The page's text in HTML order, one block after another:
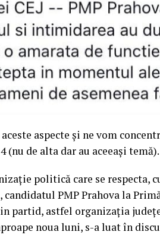
aspecte și ne vom
(nu de alta dar au aceeași
politică care se respecta,
candidatul PMP Prahova la
partid, astfel organizația
noua luni, s-a luat în